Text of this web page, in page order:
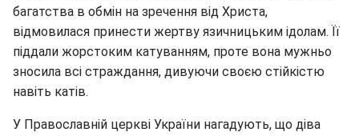
багатства в обмін на зречення від Христа,
відмовилася принести жертву язичницьким ідолам. Її
піддали жорстоким катуванням, проте вона мужньо
зносила всі страждання, дивуючи своєю стійкістю
навіть катів.
У Православній церкві України нагадують, що діва